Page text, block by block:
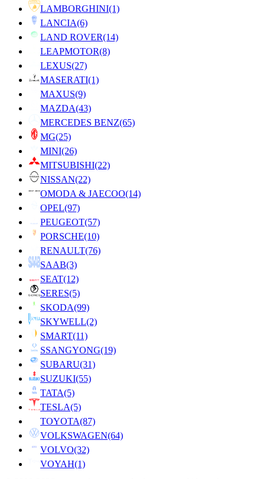
LAMBORGHINI(1)
LANCIA(6)
LAND ROVER(14)
LEAPMOTOR(8)
LEXUS(27)
MASERATI(1)
MAXUS(9)
MAZDA(43)
MERCEDES BENZ(65)
MG(25)
MINI(26)
MITSUBISHI(22)
NISSAN(22)
OMODA & JAECOO(14)
OPEL(97)
PEUGEOT(57)
PORSCHE(10)
RENAULT(76)
SAAB(3)
SEAT(12)
SERES(5)
SKODA(99)
SKYWELL(2)
SMART(11)
SSANGYONG(19)
SUBARU(31)
SUZUKI(55)
TATA(5)
TESLA(5)
TOYOTA(87)
VOLKSWAGEN(64)
VOLVO(32)
VOYAH(1)